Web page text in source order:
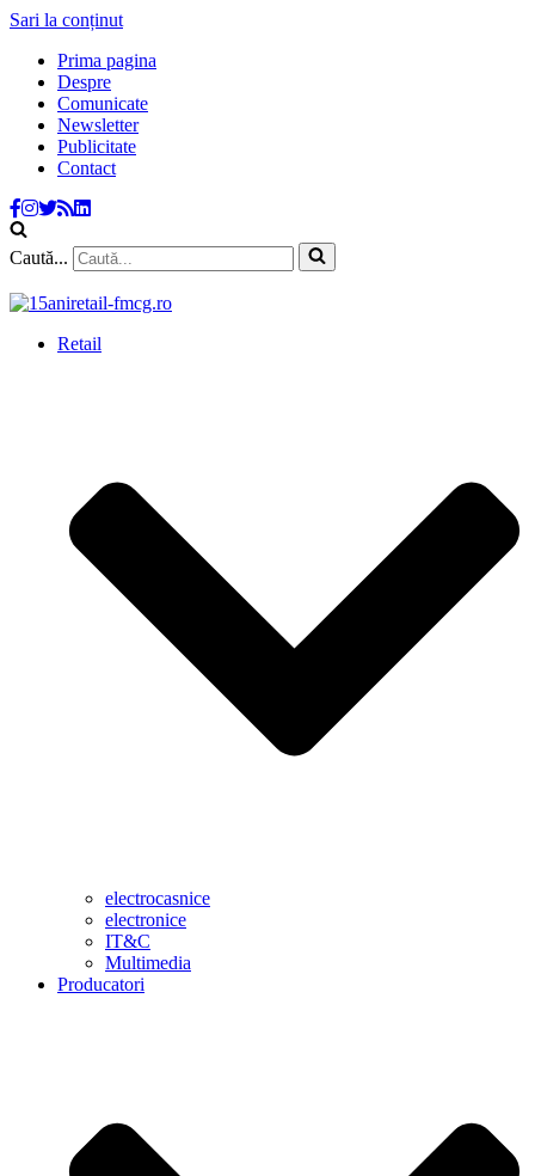
Sari la conținut
Prima pagina
Despre
Comunicate
Newsletter
Publicitate
Contact
Caută...
Retail
electrocasnice
electronice
IT&C
Multimedia
Producatori